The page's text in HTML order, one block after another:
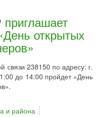
открытых
связи 238150 по адресу: г.
до 14:00 пройдет «День
и района